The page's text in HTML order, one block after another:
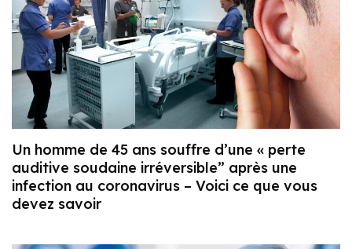
Un homme de 45 ans souffre d’une « perte
auditive soudaine irréversible” après une
infection au coronavirus – Voici ce que vous
devez savoir